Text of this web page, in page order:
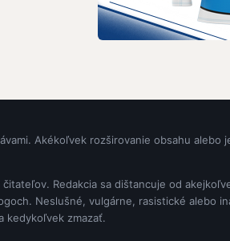
Akékoľvek rozširovanie obsahu alebo
Redakcia sa dištancuje od
Neslušné, vulgárne, rasistické alebo
kedykoľvek zmazať.